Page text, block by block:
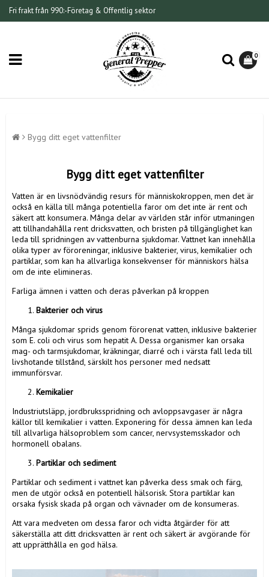
Fri frakt från 990:-Företag & Offentlig sektor
0
Bygg ditt eget vattenfilter
Bygg ditt eget vattenfilter
Vatten är en livsnödvändig resurs för människokroppen, men det är
också en källa till många potentiella faror om det inte är rent och
säkert att konsumera. Många delar av världen står inför utmaningen
att tillhandahålla rent dricksvatten, och bristen på tillgänglighet kan
leda till spridningen av vattenburna sjukdomar. Vattnet kan innehålla
olika typer av föroreningar, inklusive bakterier, virus, kemikalier och
partiklar, som kan ha allvarliga konsekvenser för människors hälsa
om de inte elimineras.
Farliga ämnen i vatten och deras påverkan på kroppen
Bakterier och virus
Många sjukdomar sprids genom förorenat vatten, inklusive bakterier
som E. coli och virus som hepatit A. Dessa organismer kan orsaka
mag- och tarmsjukdomar, kräkningar, diarré och i värsta fall leda till
livshotande tillstånd, särskilt hos personer med nedsatt
immunförsvar.
Kemikalier
Industriutsläpp, jordbruksspridning och avloppsavgaser är några
källor till kemikalier i vatten. Exponering för dessa ämnen kan leda
till allvarliga hälsoproblem som cancer, nervsystemsskador och
hormonell obalans.
Partiklar och sediment
Partiklar och sediment i vattnet kan påverka dess smak och färg,
men de utgör också en potentiell hälsorisk. Stora partiklar kan
orsaka fysisk skada på organ och vävnader om de konsumeras.
Att vara medveten om dessa faror och vidta åtgärder för att
säkerställa att ditt dricksvatten är rent och säkert är avgörande för
att upprätthålla en god hälsa.